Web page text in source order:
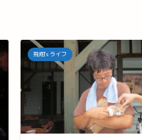
飛翔's ライフ